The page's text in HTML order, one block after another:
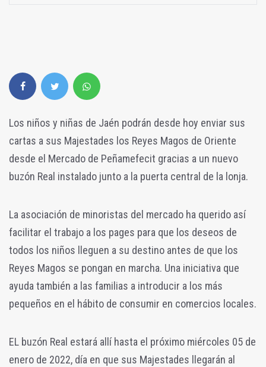
Los niños y niñas de Jaén podrán desde hoy enviar sus
cartas a sus Majestades los Reyes Magos de Oriente
desde el Mercado de Peñamefecit gracias a un nuevo
buzón Real instalado junto a la puerta central de la lonja.
La asociación de minoristas del mercado ha querido así
facilitar el trabajo a los pages para que los deseos de
todos los niños lleguen a su destino antes de que los
Reyes Magos se pongan en marcha. Una iniciativa que
ayuda también a las familias a introducir a los más
pequeños en el hábito de consumir en comercios locales.
EL buzón Real estará allí hasta el próximo miércoles 05 de
enero de 2022, día en que sus Majestades llegarán al